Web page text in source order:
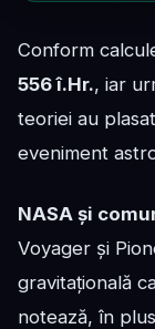
Conform
556 î.Hr., iar
teoriei au
eveniment
NASA și
Voyager și
gravitațională
notează, în